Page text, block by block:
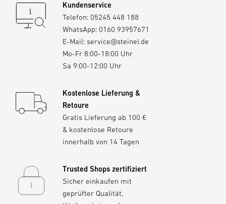
Kundenservice
Telefon: 05245 448 188
WhatsApp: 0160 93957671
E-Mail: service@steinel.de
Mo-Fr 8:00-18:00 Uhr
Sa 9:00-12:00 Uhr
Kostenlose Lieferung &
Retoure
Gratis Lieferung ab 100 €
& kostenlose Retoure
innerhalb von 14 Tagen
Trusted Shops zertifiziert
Sicher einkaufen mit
geprüfter Qualität,